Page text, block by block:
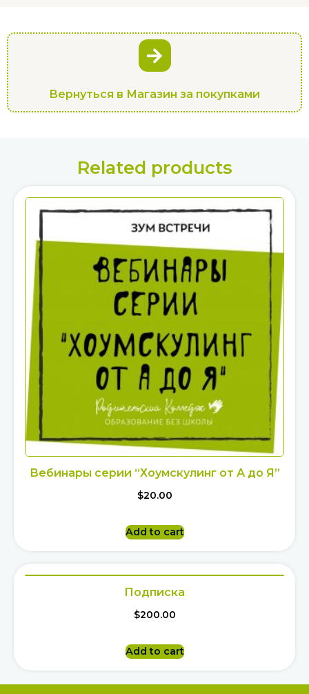
Вернуться в Магазин за покупками
Related products
Вебинары серии “Хоумскулинг от А до Я”
$20.00
Add to cart
Подписка
$200.00
Add to cart